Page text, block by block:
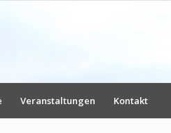
Veranstaltungen Kontakt